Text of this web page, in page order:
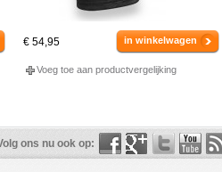
€ 54,95 in winkelwagen
Voeg toe aan productvergelijking
ons nu ook op: